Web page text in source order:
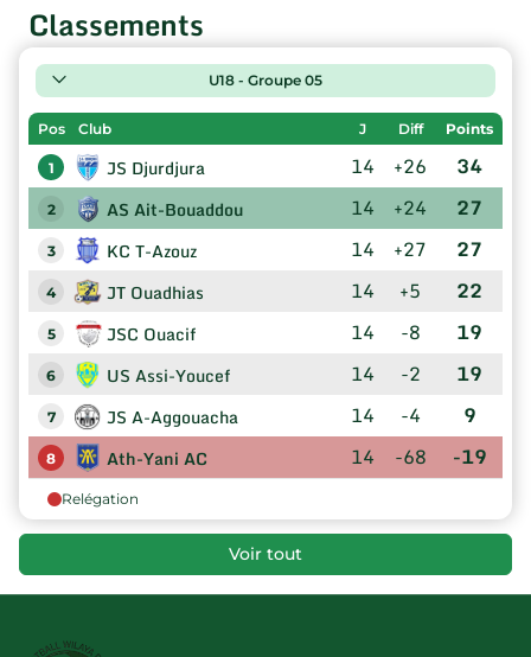
Classements
U18 - Groupe 05
Pos Club J Diff Points
1 JS Djurdjura 14 +26 34
2 AS Ait-Bouaddou 14 +24 27
3 KC T-Azouz 14 +27 27
4 JT Ouadhias 14 +5 22
5 JSC Ouacif 14 -8 19
6 US Assi-Youcef 14 -2 19
7 JS A-Aggouacha 14 -4 9
8 Ath-Yani AC 14 -68 -19
Relégation
Voir tout